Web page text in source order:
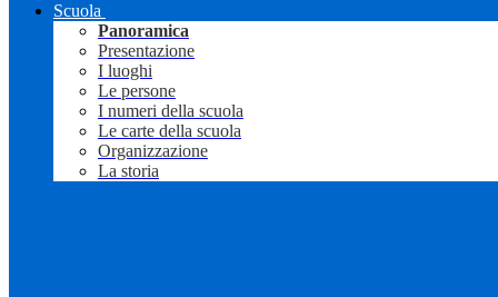
Scuola
Panoramica
Presentazione
I luoghi
Le persone
I numeri della scuola
Le carte della scuola
Organizzazione
La storia